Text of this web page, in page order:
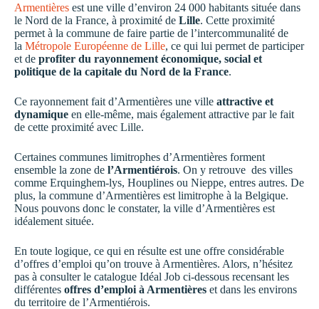
Armentières est une ville d’environ 24 000 habitants située dans
le Nord de la France, à proximité de Lille. Cette proximité
permet à la commune de faire partie de l’intercommunalité de
la Métropole Européenne de Lille, ce qui lui permet de participer
et de profiter du rayonnement économique, social et
politique de la capitale du Nord de la France.
Ce rayonnement fait d’Armentières une ville attractive et
dynamique en elle-même, mais également attractive par le fait
de cette proximité avec Lille.
Certaines communes limitrophes d’Armentières forment
ensemble la zone de l’Armentiérois. On y retrouve des villes
comme Erquinghem-lys, Houplines ou Nieppe, entres autres. De
plus, la commune d’Armentières est limitrophe à la Belgique.
Nous pouvons donc le constater, la ville d’Armentières est
idéalement située.
En toute logique, ce qui en résulte est une offre considérable
d’offres d’emploi qu’on trouve à Armentières. Alors, n’hésitez
pas à consulter le catalogue Idéal Job ci-dessous recensant les
différentes offres d’emploi à Armentières et dans les environs
du territoire de l’Armentiérois.